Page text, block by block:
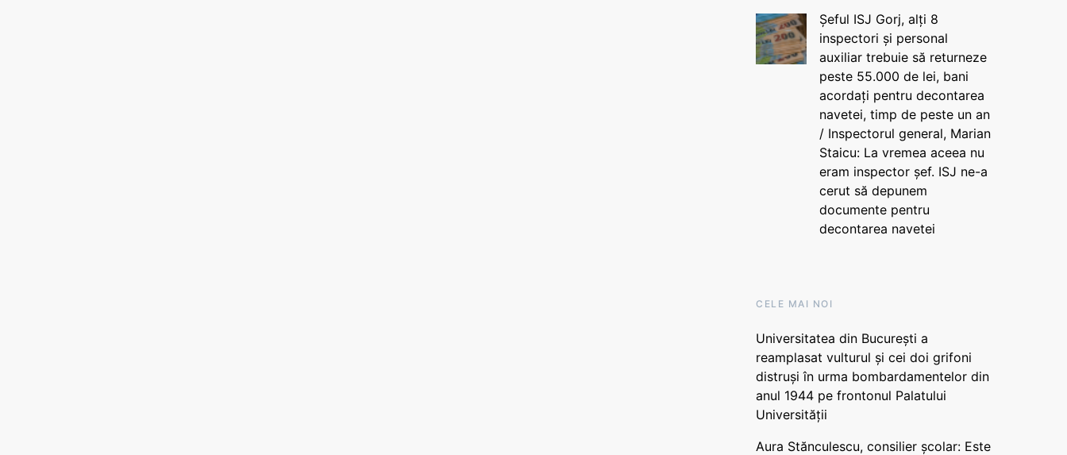
Șeful ISJ Gorj, alți 8
inspectori și personal
auxiliar trebuie să returneze
peste 55.000 de lei, bani
acordați pentru decontarea
navetei, timp de peste un an
/ Inspectorul general, Marian
Staicu: La vremea aceea nu
eram inspector șef. ISJ ne-a
cerut să depunem
documente pentru
decontarea navetei
CELE MAI NOI
Universitatea din București a
reamplasat vulturul și cei doi grifoni
distruși în urma bombardamentelor din
anul 1944 pe frontonul Palatului
Universității
Aura Stănculescu, consilier școlar: Este